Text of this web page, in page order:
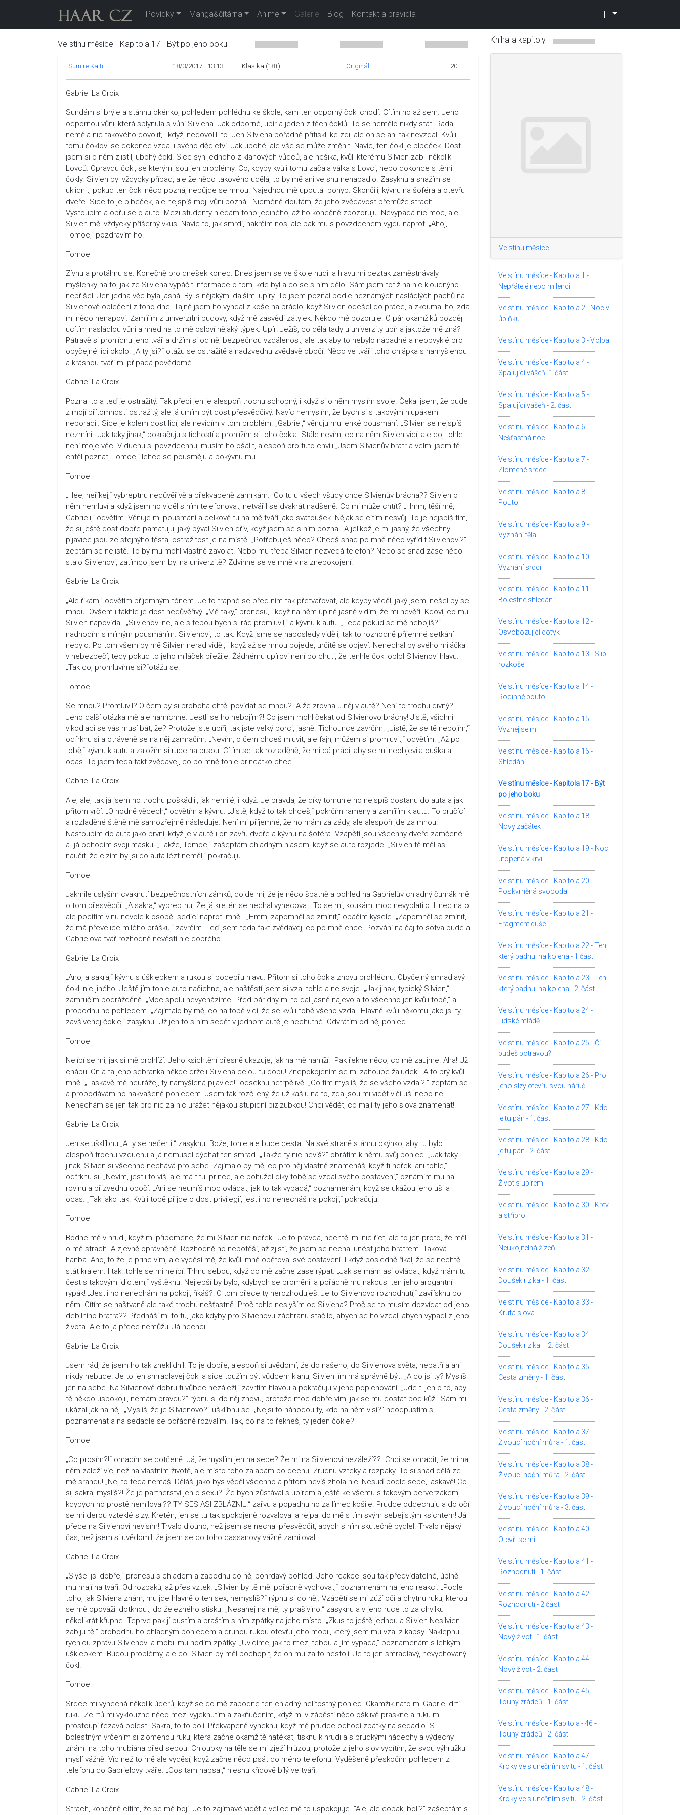
Povídky Manga&čítárna Anime Galerie Blog Kontakt a pravidla
Ve stínu měsíce - Kapitola 17 - Být po jeho boku
Sumire Kaiti 18/3/2017 - 13:13 Klasika (18+) Originál 20
Gabriel La Croix
Sundám si brýle a stáhnu okénko, pohledem pohlédnu ke škole, kam ten odporný čokl chodí. Cítím ho až sem. Jeho
odpornou vůni, která splynula s vůní Silviena. Jak odporné, upír a jeden z těch čoklů. To se nemělo nikdy stát. Rada
neměla nic takového dovolit, i když, nedovolili to. Jen Silviena pořádně přitiskli ke zdi, ale on se ani tak nevzdal. Kvůli
tomu čoklovi se dokonce vzdal i svého dědictví. Jak ubohé, ale vše se může změnit. Navíc, ten čokl je blbeček. Dost
jsem si o něm zjistil, ubohý čokl. Sice syn jednoho z klanových vůdců, ale nešika, kvůli kterému Silvien zabil několik
Lovců. Opravdu čokl, se kterým jsou jen problémy. Co, kdyby kvůli tomu začala válka s Lovci, nebo dokonce s těmi
čokly. Silvien byl vždycky případ, ale že něco takového udělá, to by mě ani ve snu nenapadlo. Zasyknu a snažím se
uklidnit, pokud ten čokl něco pozná, nepůjde se mnou. Najednou mě upoutá pohyb. Skončili, kývnu na šoféra a otevřu
dveře. Sice to je blbeček, ale nejspíš moji vůni pozná. Nicméně doufám, že jeho zvědavost přemůže strach.
Vystoupím a opřu se o auto. Mezi studenty hledám toho jediného, až ho konečně zpozoruju. Nevypadá nic moc, ale
Silvien měl vždycky příšerný vkus. Navíc to, jak smrdí, nakrčím nos, ale pak mu s povzdechem vyjdu naproti „Ahoj,
Tomoe,“ pozdravím ho.
Tomoe
Zívnu a protáhnu se. Konečně pro dnešek konec. Dnes jsem se ve škole nudil a hlavu mi beztak zaměstnávaly
myšlenky na to, jak ze Silviena vypáčit informace o tom, kde byl a co se s ním dělo. Sám jsem totiž na nic kloudnýho
nepřišel. Jen jedna věc byla jasná. Byl s nějakými dalšími upíry. To jsem poznal podle neznámých nasládlých pachů na
Silvienově oblečení z toho dne. Tajně jsem ho vyndal z koše na prádlo, když Silvien odešel do práce, a zkoumal ho, zda
mi něco nenapoví. Zamířím z univerzitní budovy, když mě zasvědí zátylek. Někdo mě pozoruje. O pár okamžiků později
ucítím nasládlou vůni a hned na to mě osloví nějaký týpek. Upír! Ježíš, co dělá tady u univerzity upír a jaktože mě zná?
Pátravě si prohlídnu jeho tvář a držím si od něj bezpečnou vzdálenost, ale tak aby to nebylo nápadné a neobvyklé pro
obyčejné lidi okolo. „A ty jsi?“ otážu se ostražitě a nadzvednu zvědavě obočí. Něco ve tváři toho chlápka s namyšlenou
a krásnou tváří mi připadá povědomé.
Gabriel La Croix
Poznal to a teď je ostražitý. Tak přeci jen je alespoň trochu schopný, i když si o něm myslím svoje. Čekal jsem, že bude
z mojí přítomnosti ostražitý, ale já umím být dost přesvědčivý. Navíc nemyslím, že bych si s takovým hlupákem
neporadil. Sice je kolem dost lidí, ale nevidím v tom problém. „Gabriel,“ věnuju mu lehké pousmání. „Silvien se nejspíš
nezmínil. Jak taky jinak,“ pokračuju s tichostí a prohlížím si toho čokla. Stále nevím, co na něm Silvien vidí, ale co, tohle
není moje věc. V duchu si povzdechnu, musím ho ošálit, alespoň pro tuto chvíli „Jsem Silvienův bratr a velmi jsem tě
chtěl poznat, Tomoe,“ lehce se pousměju a pokývnu mu.
Tomoe
„Hee, neříkej,“ vybreptnu nedůvěřivě a překvapeně zamrkám. Co tu u všech všudy chce Silvienův brácha?? Silvien o
něm nemluví a když jsem ho viděl s ním telefonovat, netvářil se dvakrát nadšeně. Co mi může chtít? „Hmm, těší mě,
Gabrieli,“ odvětím. Věnuje mi pousmání a celkově tu na mě tváří jako svatoušek. Nějak se cítím nesvůj. To je nejspíš tím,
že si ještě dost dobře pamatuju, jaký býval Silvien dřív, když jsem se s ním poznal. A jelikož je mi jasný, že všechny
pijavice jsou ze stejnýho těsta, ostražitost je na místě. „Potřebuješ něco? Chceš snad po mně něco vyřídit Silvienovi?“
zeptám se nejistě. To by mu mohl vlastně zavolat. Nebo mu třeba Silvien nezvedá telefon? Nebo se snad zase něco
stalo Silvienovi, zatímco jsem byl na univerzitě? Zdvihne se ve mně vlna znepokojení.
Gabriel La Croix
„Ale říkám,“ odvětím příjemným tónem. Je to trapné se před ním tak přetvařovat, ale kdyby věděl, jaký jsem, nešel by se
mnou. Ovšem i takhle je dost nedůvěřivý. „Mě taky,“ pronesu, i když na něm úplně jasně vidím, že mi nevěří. Kdoví, co mu
Silvien napovídal. „Silvienovi ne, ale s tebou bych si rád promluvil,“ a kývnu k autu. „Teda pokud se mě nebojíš?“
nadhodím s mírným pousmáním. Silvienovi, to tak. Když jsme se naposledy viděli, tak to rozhodně příjemné setkání
nebylo. Po tom všem by mě Silvien nerad viděl, i když až se mnou pojede, určitě se objeví. Nenechal by svého miláčka
v nebezpečí, tedy pokud to jeho miláček přežije. Žádnému upírovi není po chuti, že tenhle čokl oblbl Silvienovi hlavu.
„Tak co, promluvíme si?“otážu se.
Tomoe
Se mnou? Promluvil? O čem by si proboha chtěl povídat se mnou? A že zrovna u něj v autě? Není to trochu divný?
Jeho další otázka mě ale namíchne. Jestli se ho nebojím?! Co jsem mohl čekat od Silvienovo bráchy! Jistě, všichni
vlkodlaci se vás musí bát, že? Protože jste upíři, tak jste velký borci, jasně. Tichounce zavrčím. „Jistě, že se tě nebojím,“
odfrknu si a otráveně se na něj zamračím. „Nevím, o čem chceš mluvit, ale fajn, můžem si promluvit,“ odvětím. „Až po
tobě,“ kývnu k autu a založím si ruce na prsou. Cítím se tak rozladěně, že mi dá práci, aby se mi neobjevila ouška a
ocas. To jsem teda fakt zvědavej, co po mně tohle princátko chce.
Gabriel La Croix
Ale, ale, tak já jsem ho trochu poškádlil, jak nemilé, i když. Je pravda, že díky tomuhle ho nejspíš dostanu do auta a jak
přitom vrčí. „O hodně věcech,“ odvětím a kývnu. „Jistě, když to tak chceš,“ pokrčím rameny a zamířím k autu. To bručící
a rozladěné štěně mě samozřejmě následuje. Není mi příjemné, že ho mám za zády, ale alespoň jde za mnou.
Nastoupím do auta jako první, když je v autě i on zavřu dveře a kývnu na šoféra. Vzápětí jsou všechny dveře zamčené
a já odhodím svoji masku. „Takže, Tomoe,“ zašeptám chladným hlasem, když se auto rozjede .„Silvien tě měl asi
naučit, že cizím by jsi do auta lézt neměl,“ pokračuju.
Tomoe
Jakmile uslyším cvaknutí bezpečnostních zámků, dojde mi, že je něco špatně a pohled na Gabrielův chladný čumák mě
o tom přesvědčí. „A sakra,“ vybreptnu. Že já kretén se nechal vyhecovat. To se mi, koukám, moc nevyplatilo. Hned nato
ale pocítím vlnu nevole k osobě sedící naproti mně. „Hmm, zapomněl se zmínit,“ opáčím kysele. „Zapomněl se zmínit,
že má převelice milého brášku,“ zavrčím. Teď jsem teda fakt zvědavej, co po mně chce. Pozvání na čaj to sotva bude a
Gabrielova tvář rozhodně nevěstí nic dobrého.
Gabriel La Croix
„Ano, a sakra,“ kývnu s úšklebkem a rukou si podepřu hlavu. Přitom si toho čokla znovu prohlédnu. Obyčejný smradlavý
čokl, nic jiného. Ještě jím tohle auto načichne, ale naštěstí jsem si vzal tohle a ne svoje. „Jak jinak, typický Silvien,“
zamručím podrážděně. „Moc spolu nevycházíme. Před pár dny mi to dal jasně najevo a to všechno jen kvůli tobě,“ a
probodnu ho pohledem. „Zajímalo by mě, co na tobě vidí, že se kvůli tobě všeho vzdal. Hlavně kvůli někomu jako jsi ty,
zavšivenej čokle,“ zasyknu. Už jen to s ním sedět v jednom autě je nechutné. Odvrátím od něj pohled.
Tomoe
Nelíbí se mi, jak si mě prohlíží. Jeho ksichtění přesně ukazuje, jak na mě nahlíží. Pak řekne něco, co mě zaujme. Aha! Už
chápu! On a ta jeho sebranka někde drželi Silviena celou tu dobu! Znepokojením se mi zahoupe žaludek. A to prý kvůli
mně. „Laskavě mě neurážej, ty namyšlená pijavice!“ odseknu netrpělivě. „Co tím myslíš, že se všeho vzdal?!“ zeptám se
a probodávám ho nakvašeně pohledem. Jsem tak rozčilený, že už kašlu na to, zda jsou mi vidět vlčí uši nebo ne.
Nenechám se jen tak pro nic za nic urážet nějakou stupidní pizizubkou! Chci vědět, co mají ty jeho slova znamenat!
Gabriel La Croix
Jen se ušklíbnu „A ty se nečerti!“ zasyknu. Bože, tohle ale bude cesta. Na své straně stáhnu okýnko, aby tu bylo
alespoň trochu vzduchu a já nemusel dýchat ten smrad. „Takže ty nic nevíš?“ obrátím k němu svůj pohled. „Jak taky
jinak, Silvien si všechno nechává pro sebe. Zajímalo by mě, co pro něj vlastně znamenáš, když ti neřekl ani tohle,“
odfrknu si. „Nevím, jestli to víš, ale má titul prince, ale bohužel díky tobě se vzdal svého postavení,“ oznámím mu na
rovinu a přizvednu obočí. „Ani se neumíš moc ovládat, jak to tak vypadá,“ poznamenám, když se ukážou jeho uši a
ocas. „Tak jako tak. Kvůli tobě přijde o dost privilegií, jestli ho nenecháš na pokoji,“ pokračuju.
Tomoe
Bodne mě v hrudi, když mi připomene, že mi Silvien nic neřekl. Je to pravda, nechtěl mi nic říct, ale to jen proto, že měl
o mě strach. A zjevně oprávněně. Rozhodně ho nepotěší, až zjistí, že jsem se nechal unést jeho bratrem. Taková
hanba. Ano, to že je princ vím, ale vyděsí mě, že kvůli mně obětoval své postavení. I když posledně říkal, že se nechtěl
stát králem. I tak..tohle se mi nelíbí. Trhnu sebou, když do mě začne zase rýpat. „Jak se mám asi ovládat, když mám tu
čest s takovým idiotem,“ vyštěknu. Nejlepší by bylo, kdybych se proměnil a pořádně mu nakousl ten jeho arogantní
rypák! „Jestli ho nenechám na pokoji, říkáš?! O tom přece ty nerozhoduješ! Je to Silvienovo rozhodnutí,“ zavřísknu po
něm. Cítím se naštvaně ale také trochu nešťastně. Proč tohle neslyším od Silviena? Proč se to musím dozvídat od jeho
debilního bratra?? Přednáší mi to tu, jako kdyby pro Silvienovu záchranu stačilo, abych se ho vzdal, abych vypadl z jeho
života. Ale to já přece nemůžu! Já nechci!
Gabriel La Croix
Jsem rád, že jsem ho tak zneklidnil. To je dobře, alespoň si uvědomí, že do našeho, do Silvienova světa, nepatří a ani
nikdy nebude. Je to jen smradlavej čokl a sice toužím být vůdcem klanu, Silvien jím má správně být. „A co jsi ty? Myslíš
jen na sebe. Na Silvienově dobru ti vůbec nezáleží,“ zavrtím hlavou a pokračuju v jeho popichování. „Jde ti jen o to, aby
tě někdo uspokojil, nemám pravdu?“ rýpnu si do něj znovu, protože moc dobře vím, jak se mu dostat pod kůži. Sám mi
ukázal jak na něj. „Myslíš, že je Silvienovo?“ ušklíbnu se. „Nejsi to náhodou ty, kdo na něm visí?“ neodpustím si
poznamenat a na sedadle se pořádně rozvalím. Tak, co na to řekneš, ty jeden čokle?
Tomoe
„Co prosím?!“ ohradím se dotčeně. Já, že myslím jen na sebe? Že mi na Silvienovi nezáleží?? Chci se ohradit, že mi na
něm záleží víc, než na vlastním životě, ale místo toho zalapám po dechu. Zrudnu vzteky a rozpaky. To si snad dělá ze
mě srandu! „Ne, to teda nemáš! Děláš, jako bys věděl všechno a přitom nevíš zhola nic! Nesuď podle sebe, laskavě! Co
si, sakra, myslíš?! Že je partnerství jen o sexu?! Že bych zůstával s upírem a ještě ke všemu s takovým perverzákem,
kdybych ho prostě nemiloval?? TY SES ASI ZBLÁZNIL!“ zařvu a popadnu ho za límec košile. Prudce oddechuju a do očí
se mi derou vzteklé slzy. Kretén, jen se tu tak spokojeně rozvaloval a rejpal do mě s tím svým sebejistým ksichtem! Já
přece na Silvienovi nevisím! Trvalo dlouho, než jsem se nechal přesvědčit, abych s ním skutečně bydlel. Trvalo nějaký
čas, než jsem si uvědomil, že jsem se do toho cassanovy vážně zamiloval!
Gabriel La Croix
„Slyšel jsi dobře,“ pronesu s chladem a zabodnu do něj pohrdavý pohled. Jeho reakce jsou tak předvídatelné, úplně
mu hrají na tváři. Od rozpaků, až přes vztek. „Silvien by tě měl pořádně vychovat,“ poznamenám na jeho reakci. „Podle
toho, jak Silviena znám, mu jde hlavně o ten sex, nemyslíš?“ rýpnu si do něj. Vzápětí se mi zúží oči a chytnu ruku, kterou
se mě opovážil dotknout, do železného stisku. „Nesahej na mě, ty prašivino!“ zasyknu a v jeho ruce to za chvilku
několikrát křupne. Teprve pak jí pustím a praštím s ním zpátky na jeho místo. „Zkus to ještě jednou a Silvien Nesilvien
zabiju tě!“ probodnu ho chladným pohledem a druhou rukou otevřu jeho mobil, který jsem mu vzal z kapsy. Naklepnu
rychlou zprávu Silvienovi a mobil mu hodím zpátky. „Uvidíme, jak to mezi tebou a jím vypadá,“ poznamenám s lehkým
úšklebkem. Budou problémy, ale co. Silvien by měl pochopit, že on mu za to nestojí. Je to jen smradlavý, nevychovaný
čokl.
Tomoe
Srdce mi vynechá několik úderů, když se do mě zabodne ten chladný nelítostný pohled. Okamžik nato mi Gabriel drtí
ruku. Ze rtů mi vyklouzne něco mezi vyjeknutím a zakňučením, když mi v zápěstí něco ošklivě praskne a ruku mi
prostoupí řezavá bolest. Sakra, to-to bolí! Překvapeně vyheknu, když mě prudce odhodí zpátky na sedadlo. S
bolestným vrčením si zlomenou ruku, která začne okamžitě natékat, tisknu k hrudi a s prudkými nádechy a výdechy
zírám na toho hrubiána před sebou. Chloupky na těle se mi zježí hrůzou, protože z jeho slov vycítím, že svou výhružku
myslí vážně. Víc než to mě ale vyděsí, když začne něco psát do mého telefonu. Vyděšeně přeskočím pohledem z
telefonu do Gabrielovy tváře. „Cos tam napsal,“ hlesnu křídově bílý ve tváři.
Gabriel La Croix
Strach, konečně cítím, že se mě bojí. Je to zajímavé vidět a velice mě to uspokojuje. “Ale, ale copak, bolí?” zašeptám s
Kniha a kapitoly
Ve stínu měsíce
Ve stínu měsíce - Kapitola 1 -
Nepřátelé nebo milenci
Ve stínu měsíce - Kapitola 2 - Noc v
úplňku
Ve stínu měsíce - Kapitola 3 - Volba
Ve stínu měsíce - Kapitola 4 -
Spalující vášeň -1 část
Ve stínu měsíce - Kapitola 5 -
Spalující vášeň - 2. část
Ve stínu měsíce - Kapitola 6 -
Nešťastná noc
Ve stínu měsíce - Kapitola 7 -
Zlomené srdce
Ve stínu měsíce - Kapitola 8 -
Pouto
Ve stínu měsíce - Kapitola 9 -
Vyznání těla
Ve stínu měsíce - Kapitola 10 -
Vyznání srdcí
Ve stínu měsíce - Kapitola 11 -
Bolestné shledání
Ve stínu měsíce - Kapitola 12 -
Osvobozující dotyk
Ve stínu měsíce - Kapitola 13 - Slib
rozkoše
Ve stínu měsíce - Kapitola 14 -
Rodinné pouto
Ve stínu měsíce - Kapitola 15 -
Vyznej se mi
Ve stínu měsíce - Kapitola 16 -
Shledání
Ve stínu měsíce - Kapitola 17 - Být
po jeho boku
Ve stínu měsíce - Kapitola 18 -
Nový začátek
Ve stínu měsíce - Kapitola 19 - Noc
utopená v krvi
Ve stínu měsíce - Kapitola 20 -
Poskvrněná svoboda
Ve stínu měsíce - Kapitola 21 -
Fragment duše
Ve stínu měsíce - Kapitola 22 - Ten,
který padnul na kolena - 1.část
Ve stínu měsíce - Kapitola 23 - Ten,
který padnul na kolena - 2. část
Ve stínu měsíce - Kapitola 24 -
Lidské mládě
Ve stínu měsíce - Kapitola 25 - Čí
budeš potravou?
Ve stínu měsíce - Kapitola 26 - Pro
jeho slzy otevřu svou náruč
Ve stínu měsíce - Kapitola 27 - Kdo
je tu pán - 1. část
Ve stínu měsíce - Kapitola 28 - Kdo
je tu pán - 2. část
Ve stínu měsíce - Kapitola 29 -
Život s upírem
Ve stínu měsíce - Kapitola 30 - Krev
a stříbro
Ve stínu měsíce - Kapitola 31 -
Neukojitelná žízeň
Ve stínu měsíce - Kapitola 32 -
Doušek rizika - 1. část
Ve stínu měsíce - Kapitola 33 -
Krutá slova
Ve stínu měsíce - Kapitola 34 –
Doušek rizika – 2. část
Ve stínu měsíce - Kapitola 35 -
Cesta změny - 1. část
Ve stínu měsíce - Kapitola 36 -
Cesta změny - 2. část
Ve stínu měsíce - Kapitola 37 -
Živoucí noční můra - 1. část
Ve stínu měsíce - Kapitola 38 -
Živoucí noční můra - 2. část
Ve stínu měsíce - Kapitola 39 -
Živoucí noční můra - 3. část
Ve stínu měsíce - Kapitola 40 -
Otevři se mi
Ve stínu měsíce - Kapitola 41 -
Rozhodnutí - 1. část
Ve stínu měsíce - Kapitola 42 -
Rozhodnutí - 2.část
Ve stínu měsíce - Kapitola 43 -
Nový život - 1. část
Ve stínu měsíce - Kapitola 44 -
Nový život - 2. část
Ve stínu měsíce - Kapitola 45 -
Touhy zrádců - 1. část
Ve stínu měsíce - Kapitola - 46 -
Touhy zrádců - 2. část
Ve stínu měsíce - Kapitola 47 -
Kroky ve slunečním svitu - 1. část
Ve stínu měsíce - Kapitola 48 -
Kroky ve slunečním svitu - 2. část